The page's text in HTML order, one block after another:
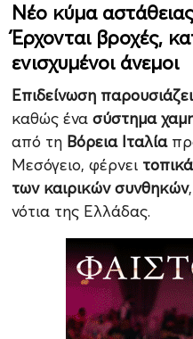
Νέο κύμα
Έρχονται βροχές,
ενισχυμένοι άνεμοι
Επιδείνωση
καθώς ένα σύστημα
από τη Βόρεια Ιταλία
Μεσόγειο, φέρνει
των καιρικών συνθηκών
νότια της Ελλάδας.